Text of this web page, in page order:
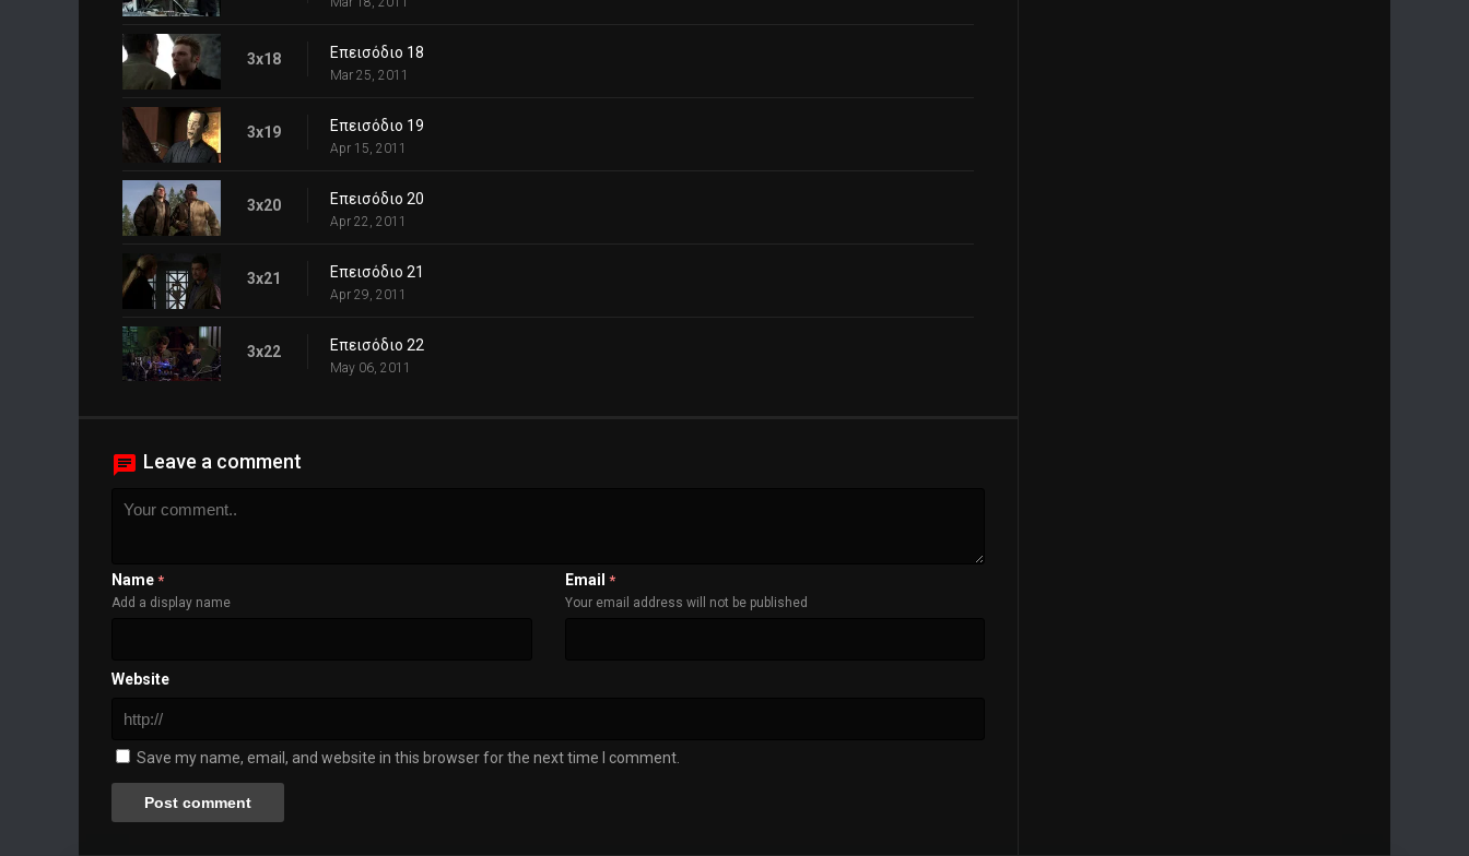
3x18 Επεισόδιο 18
Mar 25, 2011
3x19 Επεισόδιο 19
Apr 15, 2011
3x20 Επεισόδιο 20
Apr 22, 2011
3x21 Επεισόδιο 21
Apr 29, 2011
3x22 Επεισόδιο 22
May 06, 2011
Leave a comment
Name *
Add a display name
Email *
Your email address will not be published
Website
Save my name, email, and website in this browser for the next time I comment.